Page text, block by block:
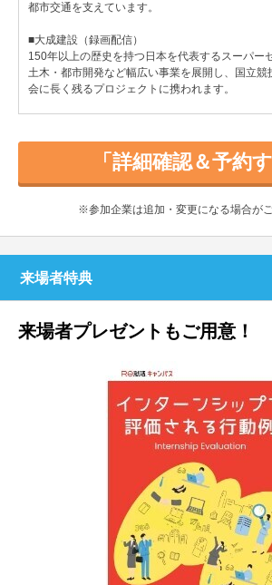
都市交通を支えています。
■大成建設（録画配信）
150年以上の歴史を持つ日本を代表するスーパー
土木・都市開発など幅広い事業を展開し、国立競
会に長く残るプロジェクトに携われます。
「詳細確認＆予約す
※参加企業は追加・変更になる場合がご
来場者特典
来場者プレゼントもご用意！